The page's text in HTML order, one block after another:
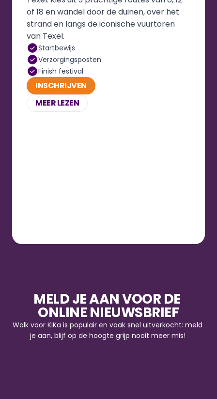
of 18 en wandel door de duinen, over het
strand en langs de iconische vuurtoren
van Texel.
Startbewijs
Verzorgingsposten
Finish festival
INSCHRIJVEN
MEER LEZEN
MELD JE AAN VOOR DE
ONLINE NIEUWSBRIEF
Walk voor KiKa is populair en vaak snel uitverkocht: meld
je aan, blijf op de hoogte grijp nooit meer mis!